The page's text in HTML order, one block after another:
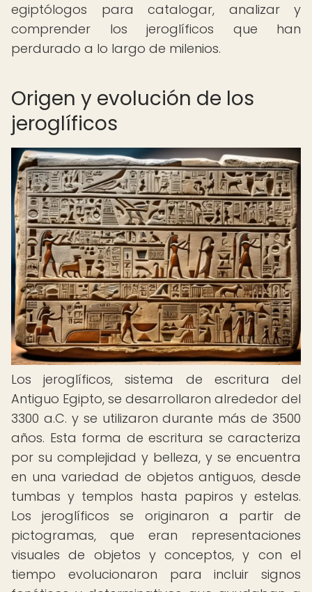
egiptólogos para catalogar, analizar y
comprender los jeroglíficos que han
perdurado a lo largo de milenios.
Origen y evolución de los
jeroglíficos
Los jeroglíficos, sistema de escritura del
Antiguo Egipto, se desarrollaron alrededor del
3300 a.C. y se utilizaron durante más de 3500
años. Esta forma de escritura se caracteriza
por su complejidad y belleza, y se encuentra
en una variedad de objetos antiguos, desde
tumbas y templos hasta papiros y estelas.
Los jeroglíficos se originaron a partir de
pictogramas, que eran representaciones
visuales de objetos y conceptos, y con el
tiempo evolucionaron para incluir signos